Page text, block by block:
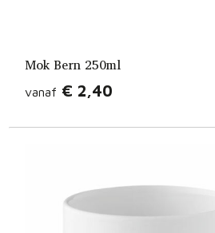
Mok Bern 250ml
vanaf € 2,40